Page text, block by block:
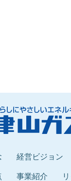
経営ビジョン
事業紹介